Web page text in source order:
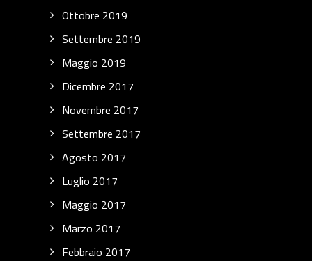
Ottobre 2019
Settembre 2019
Maggio 2019
Dicembre 2017
Novembre 2017
Settembre 2017
Agosto 2017
Luglio 2017
Maggio 2017
Marzo 2017
Febbraio 2017